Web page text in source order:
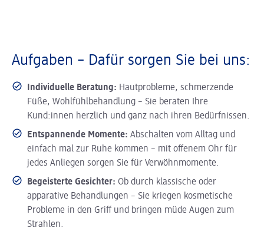
Aufgaben – Dafür sorgen Sie bei uns:
Individuelle Beratung: Hautprobleme, schmerzende
Füße, Wohlfühlbehandlung – Sie beraten Ihre
Kund:innen herzlich und ganz nach ihren Bedürfnissen.
Entspannende Momente: Abschalten vom Alltag und
einfach mal zur Ruhe kommen – mit offenem Ohr für
jedes Anliegen sorgen Sie für Verwöhnmomente.
Begeisterte Gesichter: Ob durch klassische oder
apparative Behandlungen – Sie kriegen kosmetische
Probleme in den Griff und bringen müde Augen zum
Strahlen.